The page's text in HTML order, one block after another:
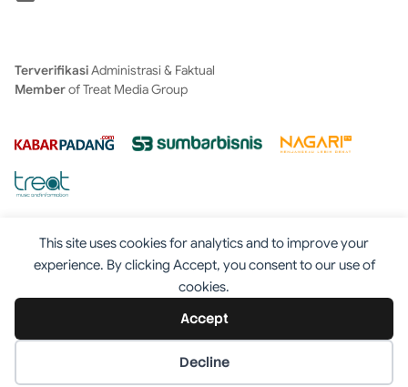
This site uses cookies for analytics and to improve your
experience. By clicking Accept, you consent to our use of
cookies.
Accept
Decline
TerverifikasiAdministrasi & Faktual
Memberof Treat Media Group
Tentang Redaksi Kontak Disclaimer
Iklan